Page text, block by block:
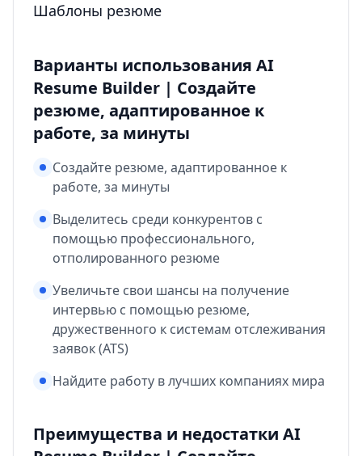
Шаблоны резюме
Варианты использования AI
Resume Builder | Создайте
резюме, адаптированное к
работе, за минуты
Создайте резюме, адаптированное к
работе, за минуты
Выделитесь среди конкурентов с
помощью профессионального,
отполированного резюме
Увеличьте свои шансы на получение
интервью с помощью резюме,
дружественного к системам отслеживания
заявок (ATS)
Найдите работу в лучших компаниях мира
Преимущества и недостатки AI